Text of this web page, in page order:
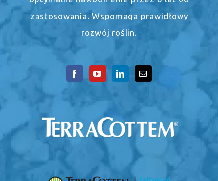
zastosowania. Wspomaga prawidłowy
rozwój roślin.